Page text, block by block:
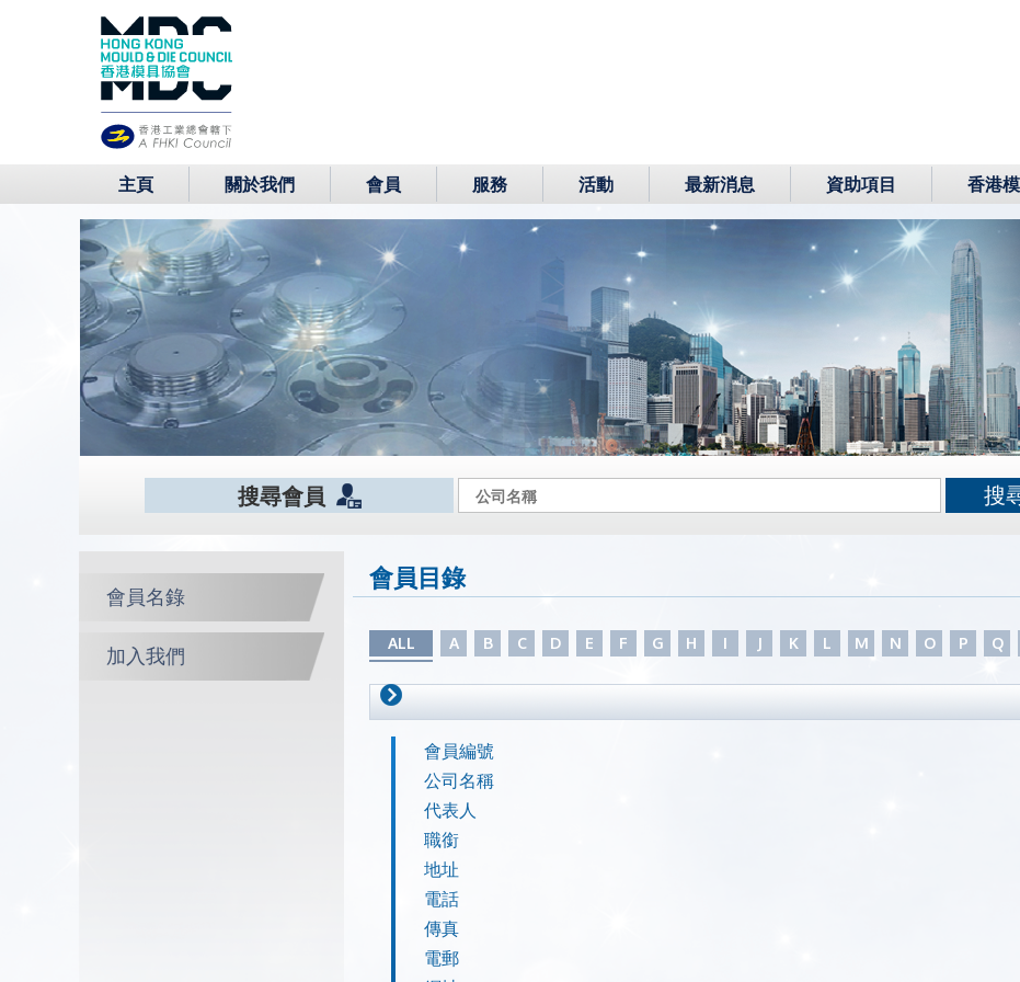
主頁 關於我們 會員 服務 活動 最新消息 資助項目 香港
搜尋會員
會員名錄
加入我們
會員目錄
ALL A B C D E F G H I J K L M N O P Q
會員編號
公司名稱
代表人
職銜
地址
電話
傳真
電郵